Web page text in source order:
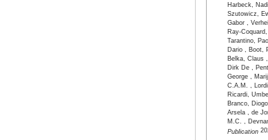
Harbeck,
Szutowicz,
Gabor ,
Ray-
Tarantino,
Dario , Boot,
Belka, Claus
Dirk De ,
George ,
C.A.M. ,
Ricardi,
Branco,
Arsela , de
M.C. ,
Publication